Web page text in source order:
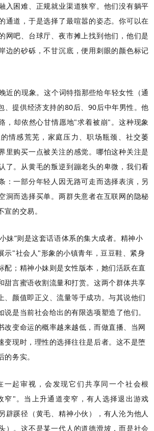
入困难、正规就业渠道狭窄。他们没有躺平
通道，于是选择了最喧嚣的姿态。你可以在
网吧、台球厅、夜市摊上找到他们，他们是
边的砂砾，不甘沉底，便用刺眼的颜色标记
近的现象。这个词特指那些给年轻女性（通
、提供经济支持的80后、90后中年男性。他
，却依然心甘情愿地"求着被崩"。这种现象
情感荒芜，家庭压力、职场瓶颈、社交萎
里购买一点被关注的感觉。哪怕这种关注是
了。从黄毛的叛逆到蹦老头的卑微，我们看
：一部分年轻人因无路可走而选择表演，另
洞而选择买单。两群失意者在互联网的隐秘
的交易。
”则是这套话语体系的集大成者。精神小
示"社会人"形象的小镇青年，豆豆鞋、紧身
配；精神小妹则是女性版本，她们活跃在直
甜言蜜语收割流量和打赏。这两个群体共享
、颜值即正义、流量等于成功。与其说他们
是当前社会给出的有限选项塑造了他们。
改变命运的概率越来越低，而做直播、当网
变现时，理性的选择往往是后者。这不是堕
务实。
一起审视，会发现它们共享同一个社会根
窄"。当上升通道变窄，有人选择退出游戏
辟蹊径（黄毛、精神小伙），有人沦为他人
）。这不是某一代人的道德滑坡，而是社会